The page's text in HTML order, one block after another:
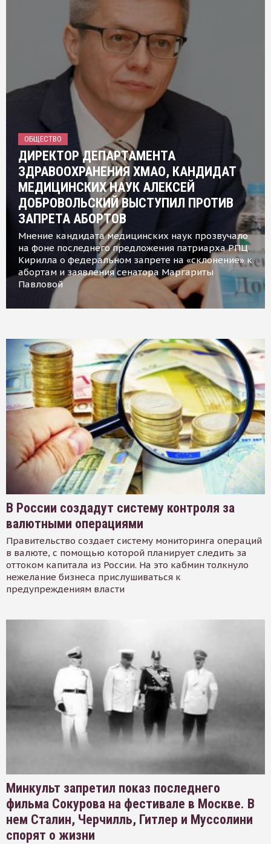
ОБЩЕСТВО
ДИРЕКТОР ДЕПАРТАМЕНТА
ЗДРАВООХРАНЕНИЯ ХМАО, КАНДИДАТ
МЕДИЦИНСКИХ НАУК АЛЕКСЕЙ
ДОБРОВОЛЬСКИЙ ВЫСТУПИЛ ПРОТИВ
ЗАПРЕТА АБОРТОВ
Мнение кандидата медицинских наук прозвучало
на фоне последнего предложения патриарха РПЦ
Кирилла о федеральном запрете на «склонение» к
абортам и заявления сенатора Маргариты
Павловой
В России создадут систему контроля за
валютными операциями
Правительство создает систему мониторинга операций
в валюте, с помощью которой планирует следить за
оттоком капитала из России. На это кабмин толкнуло
нежелание бизнеса прислушиваться к
предупреждениям власти
Минкульт запретил показ последнего
фильма Сокурова на фестивале в Москве. В
нем Сталин, Черчилль, Гитлер и Муссолини
спорят о жизни